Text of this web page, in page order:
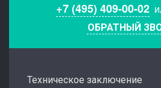
+7 (495) 409-00-02
ОБРАТНЫЙ
Техническое заключение